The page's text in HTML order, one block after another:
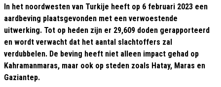
In het noordwesten van Turkije heeft op 6 februari 2023 een
aardbeving plaatsgevonden met een verwoestende
uitwerking. Tot op heden zijn er 29,609 doden gerapporteerd
en wordt verwacht dat het aantal slachtoffers zal
verdubbelen. De beving heeft niet alleen impact gehad op
Kahramanmaras, maar ook op steden zoals Hatay, Maras en
Gaziantep.